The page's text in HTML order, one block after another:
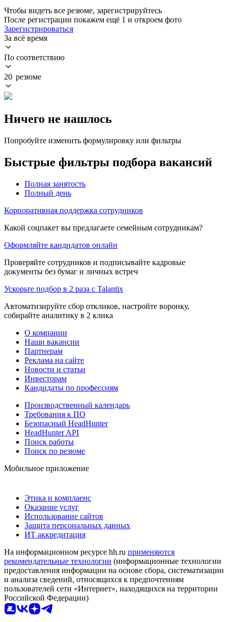
Чтобы видеть все резюме, зарегистрируйтесь
После регистрации покажем ещё 1 и откроем фото
Зарегистрироваться
За всё время
По соответствию
20 резюме
Ничего не нашлось
Попробуйте изменить формулировку или фильтры
Быстрые фильтры подбора вакансий
Полная занятость
Полный день
Корпоративная поддержка сотрудников
Какой соцпакет вы предлагаете семейным сотрудникам?
Оформляйте кандидатов онлайн
Проверяйте сотрудников и подписывайте кадровые
документы без бумаг и личных встреч
Ускорьте подбор в 2 раза с Talantix
Автоматизируйте сбор откликов, настройте воронку,
собирайте аналитику в 2 клика
О компании
Наши вакансии
Партнерам
Реклама на сайте
Новости и статьи
Инвесторам
Кандидаты по профессиям
Производственный календарь
Требования к ПО
Безопасный HeadHunter
HeadHunter API
Поиск работы
Поиск по резюме
Мобильное приложение
Этика и комплаенс
Оказание услуг
Использование сайтов
Защита персональных данных
ИТ аккредитация
На информационном ресурсе hh.ru применяются
рекомендательные технологии (информационные технологии
предоставления информации на основе сбора, систематизации
и анализа сведений, относящихся к предпочтениям
пользователей сети «Интернет», находящихся на территории
Российской Федерации)